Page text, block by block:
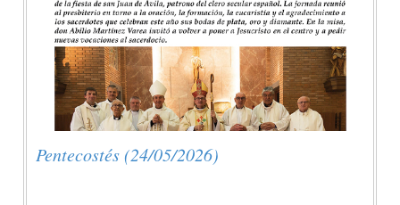
Pentecostés (24/05/2026)